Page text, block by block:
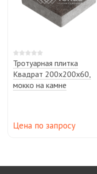
Тротуарная плитка
Квадрат 200х200х60,
мокко на камне
Цена по запросу